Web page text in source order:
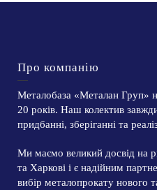
Про компанію
Металобаза «Металан Груп»
20 років. Наш колектив
придбанні, зберіганні та
Ми маємо великий досвід на
та Харкові і є надійним
вибір металопрокату нового